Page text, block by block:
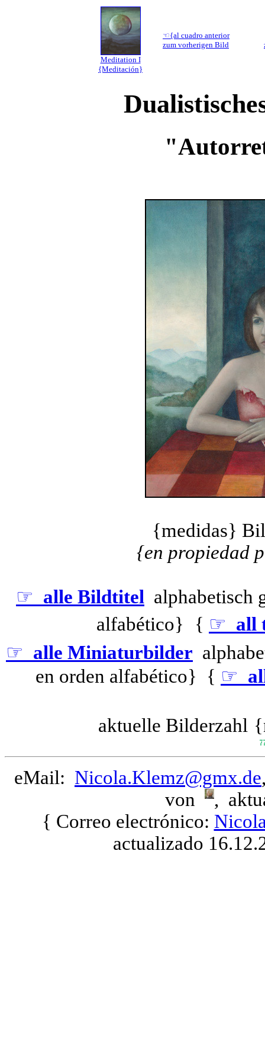
Meditation I
{Meditación}
☜{al cuadro anterior
zum vorherigen Bild
{medidas}
{en propiedad
☞ alle Bildtitel
alfabético}
{ ☞ all
☞ alle Miniaturbilder
en orden alfabético} { ☞
aktuelle Bilderzahl
eMail: Nicola.Klemz@gmx.de
von
,
{ Correo electrónico:
actualizado